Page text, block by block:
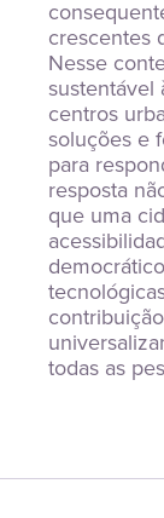
crescentes
Nesse
sustentável
centros
soluções e
para
resposta
que uma
todas as